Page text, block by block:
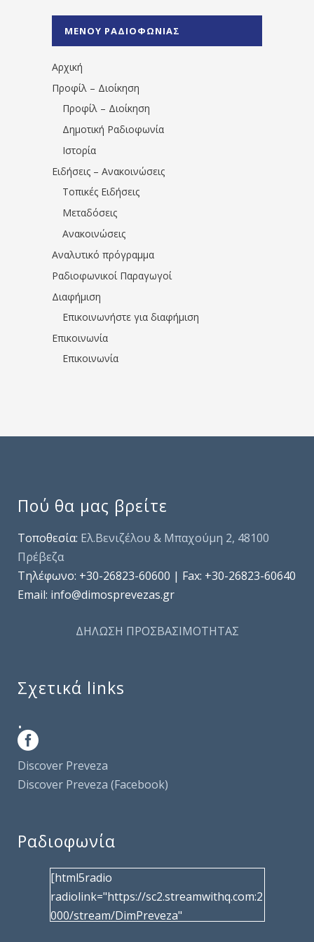
1531194763766854/" artist="" ]
ΜΕΝΟΥ ΡΑΔΙΟΦΩΝΙΑΣ
Αρχική
Προφίλ – Διοίκηση
Προφίλ – Διοίκηση
Δημοτική Ραδιοφωνία
Ιστορία
Ειδήσεις – Ανακοινώσεις
Τοπικές Ειδήσεις
Μεταδόσεις
Ανακοινώσεις
Αναλυτικό πρόγραμμα
Ραδιοφωνικοί Παραγωγοί
Διαφήμιση
Επικοινωνήστε για διαφήμιση
Επικοινωνία
Επικοινωνία
Πού θα μας βρείτε
Τοποθεσία: Ελ.Βενιζέλου & Μπαχούμη 2, 48100
Πρέβεζα
Τηλέφωνo: +30-26823-60600 | Fax: +30-26823-60640
Email: info@dimosprevezas.gr
ΔΗΛΩΣΗ ΠΡΟΣΒΑΣΙΜΟΤΗΤΑΣ
Σχετικά links
.
Discover Preveza
Discover Preveza (Facebook)
Ραδιοφωνία
[html5radio
radiolink="https://sc2.streamwithq.com:2
000/stream/DimPreveza"